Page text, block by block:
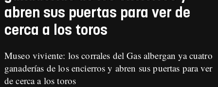
abren sus puertas para ver de
cerca a los toros
Museo viviente: los corrales del Gas albergan ya cuatro
ganaderías de los encierros y abren sus puertas para ver
de cerca a los toros